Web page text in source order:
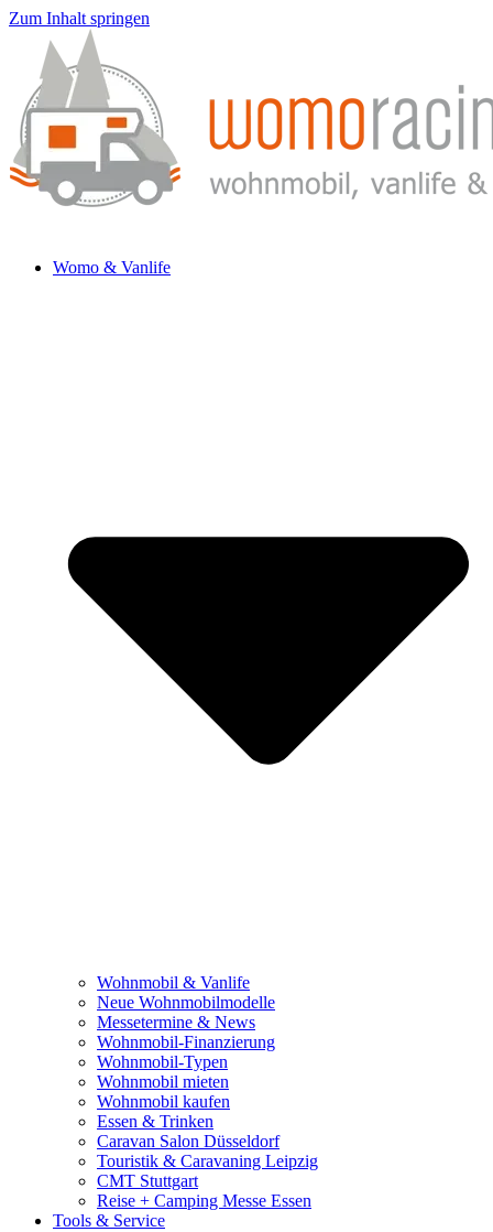
Zum Inhalt springen
Womo & Vanlife
Wohnmobil & Vanlife
Neue Wohnmobilmodelle
Messetermine & News
Wohnmobil-Finanzierung
Wohnmobil-Typen
Wohnmobil mieten
Wohnmobil kaufen
Essen & Trinken
Caravan Salon Düsseldorf
Touristik & Caravaning Leipzig
CMT Stuttgart
Reise + Camping Messe Essen
Tools & Service